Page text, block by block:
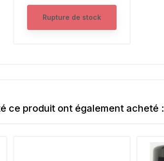
Rupture de stock
ce produit ont également acheté :